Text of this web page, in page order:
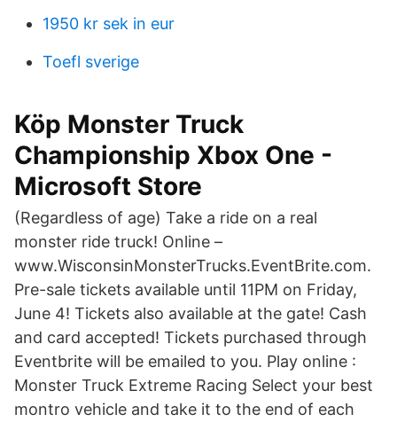
1950 kr sek in eur
Toefl sverige
Köp Monster Truck
Championship Xbox One -
Microsoft Store
(Regardless of age) Take a ride on a real
monster ride truck! Online –
www.WisconsinMonsterTrucks.EventBrite.com.
Pre-sale tickets available until 11PM on Friday,
June 4! Tickets also available at the gate! Cash
and card accepted! Tickets purchased through
Eventbrite will be emailed to you. Play online :
Monster Truck Extreme Racing Select your best
montro vehicle and take it to the end of each